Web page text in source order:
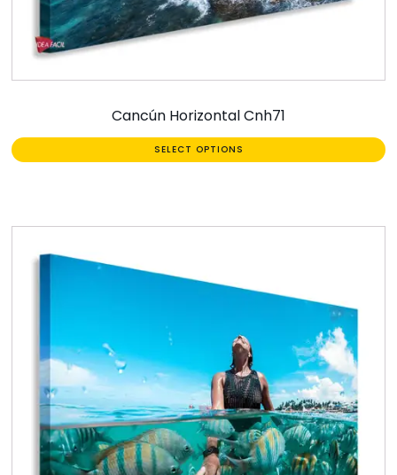
Cancún Horizontal Cnh71
SELECT OPTIONS